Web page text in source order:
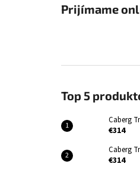
Prijímame
Top 5
Caberg
€314
Caberg
€314